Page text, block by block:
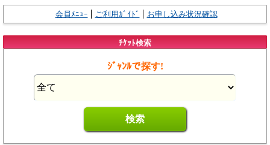
会員ﾒﾆｭｰ ご利用ｶﾞｲﾄﾞ お申し込み状況確認
ﾁｹｯﾄ検索
ｼﾞｬﾝﾙで探す!